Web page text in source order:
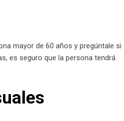
mayor de 60 años y pregúntale si
es seguro que la persona tendrá